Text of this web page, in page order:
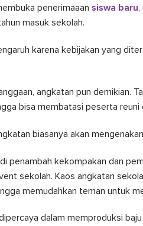
penerimaaan siswa baru
masuk sekolah.
karena kebijakan yang
angkatan pun demikian.
bisa membatasi peserta
biasanya akan
penambah kekompakan dan
sekolah. Kaos angkatan
memudahkan teman untuk
dalam memproduksi